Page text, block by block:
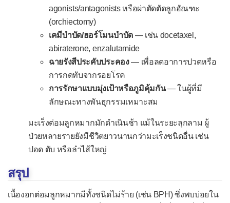
agonists/antagonists หรือผ่าตัดตัดลูกอัณฑะ
(orchiectomy)
เคมีบำบัด/ฮอร์โมนบำบัด— เช่น docetaxel,
abiraterone, enzalutamide
ฉายรังสีประคับประคอง— เพื่อลดอาการปวดหรือ
การกดทับจากรอยโรค
การรักษาแบบมุ่งเป้าหรือภูมิคุ้มกัน— ในผู้ที่มี
ลักษณะทางพันธุกรรมเหมาะสม
มะเร็งต่อมลูกหมากมักดำเนินช้า แม้ในระยะลุกลาม ผู้
ป่วยหลายรายยังมีชีวิตยาวนานกว่ามะเร็งชนิดอื่น เช่น
ปอด ตับ หรือลำไส้ใหญ่
สรุป
เนื้องอกต่อมลูกหมากมีทั้งชนิดไม่ร้าย (เช่น BPH) ซึ่งพบบ่อยใน